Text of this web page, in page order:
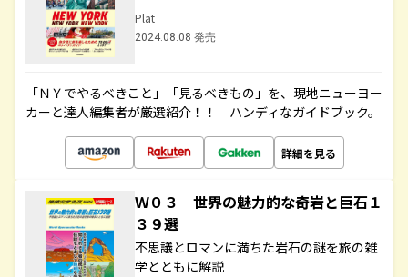
Plat
2024.08.08 発売
「ＮＹでやるべきこと」「見るべきもの」を、現地ニューヨー
カーと達人編集者が厳選紹介！！ ハンディなガイドブック。
詳細を見る
Ｗ０３ 世界の魅力的な奇岩と巨石１
３９選
不思議とロマンに満ちた岩石の謎を旅の雑
学とともに解説